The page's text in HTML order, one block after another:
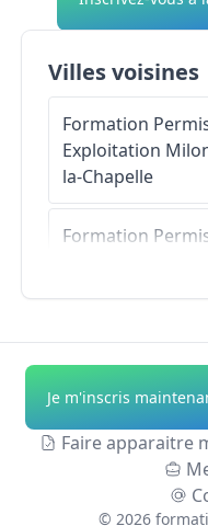
Villes voisines
Formation
Exploitation
la-Chapelle
Formation
Formation
Exploitation
Châteaufort
Formation Permis
Saint-
Lambert
Je m'inscris
Faire apparaitre
© 2026